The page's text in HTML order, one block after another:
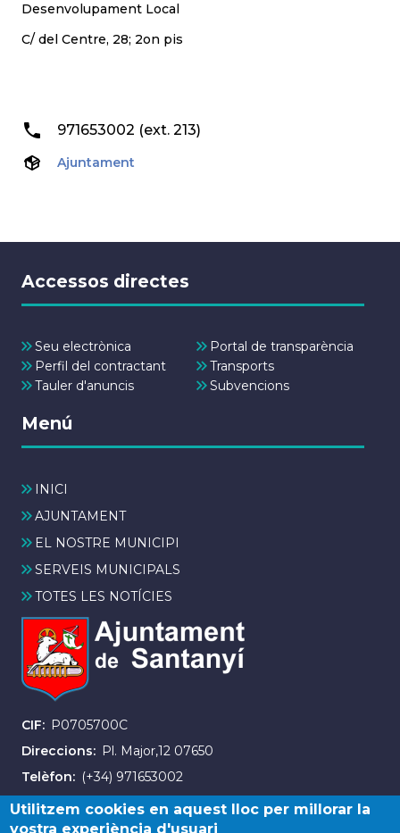
Desenvolupament Local
C/ del Centre, 28; 2on pis
971653002 (ext. 213)
Ajuntament
Accessos directes
Seu electrònica
Portal de transparència
Perfil del contractant
Transports
Tauler d'anuncis
Subvencions
Menú
INICI
AJUNTAMENT
EL NOSTRE MUNICIPI
SERVEIS MUNICIPALS
TOTES LES NOTÍCIES
CIF
P0705700C
Direccions
Pl. Major,12 07650
Telèfon
(+34) 971653002
Fax (+34) 971163007
Utilitzem cookies en aquest lloc per millorar la
vostra experiència d'usuari